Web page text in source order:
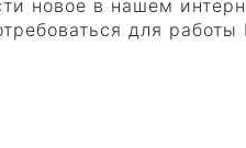
новое в нашем
для работы